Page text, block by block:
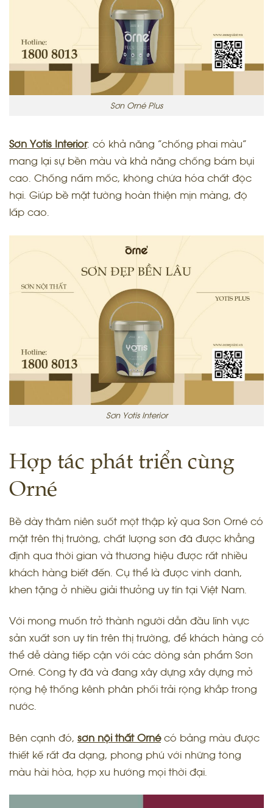
Sơn Orné Plus
Sơn Yotis Interior: có khả năng “chống phai màu”
mang lại sự bền màu và khả năng chống bám bụi
cao. Chống nấm mốc, không chứa hóa chất độc
hại. Giúp bề mặt tường hoàn thiện mịn màng, độ
lấp cao.
Sơn Yotis Interior
Hợp tác phát triển cùng
Orné
Bề dày thâm niên suốt một thập kỷ qua Sơn Orné có
mặt trên thị trường, chất lượng sơn đã được khẳng
định qua thời gian và thương hiệu được rất nhiều
khách hàng biết đến. Cụ thể là được vinh danh,
khen tặng ở nhiều giải thưởng uy tín tại Việt Nam.
Với mong muốn trở thành người dẫn đầu lĩnh vực
sản xuất sơn uy tín trên thị trường, để khách hàng có
thể dễ dàng tiếp cận với các dòng sản phẩm Sơn
Orné. Công ty đã và đang xây dựng xây dựng mở
rộng hệ thống kênh phân phối trải rộng khắp trong
nước.
Bên cạnh đó, sơn nội thất Ornécó bảng màu được
thiết kế rất đa dạng, phong phú với những tông
màu hài hòa, hợp xu hướng mọi thời đại.